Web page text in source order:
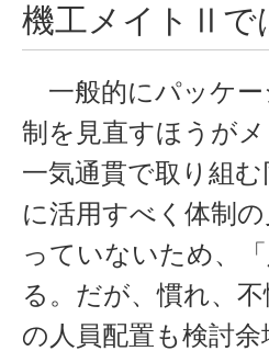
機工メイトⅡで
一般的にパッケー
制を見直すほうが
一気通貫で取り組
に活用すべく体制
っていないため、
る。だが、慣れ、
の人員配置も検討